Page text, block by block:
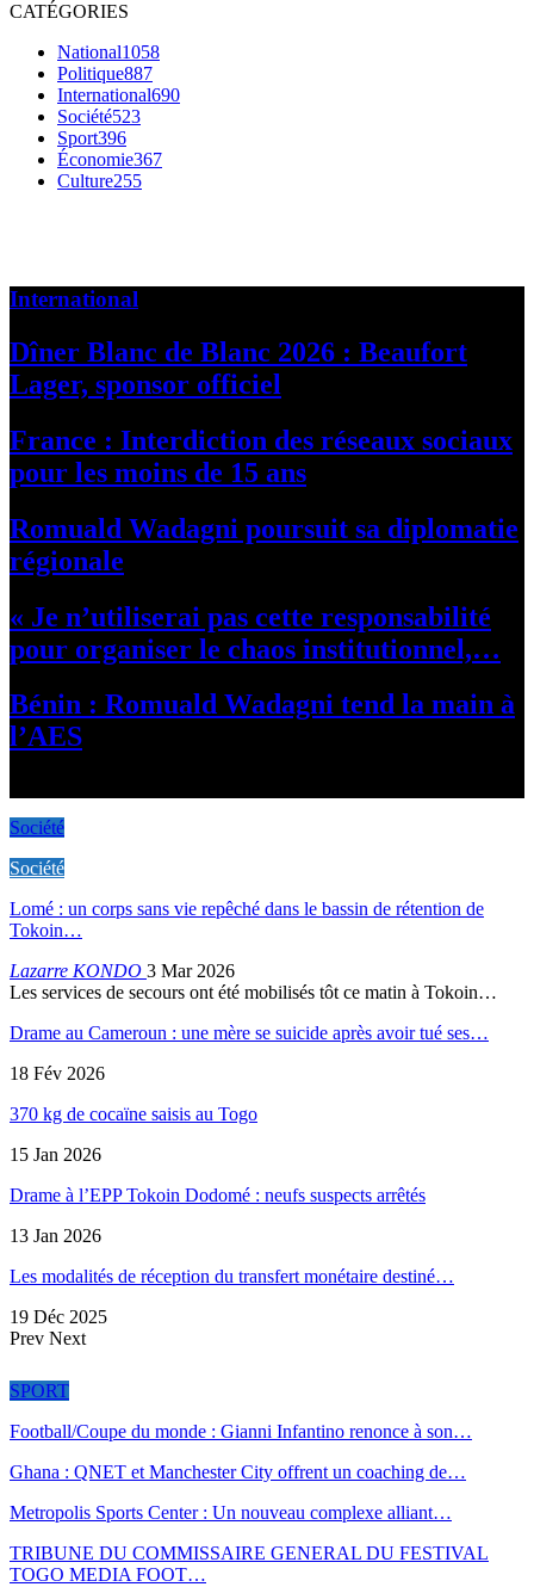
CATÉGORIES
National1058
Politique887
International690
Société523
Sport396
Économie367
Culture255
International
Dîner Blanc de Blanc 2026 : Beaufort
Lager, sponsor officiel
France : Interdiction des réseaux sociaux
pour les moins de 15 ans
Romuald Wadagni poursuit sa diplomatie
régionale
« Je n’utiliserai pas cette responsabilité
pour organiser le chaos institutionnel,…
Bénin : Romuald Wadagni tend la main à
l’AES
Société
Société
Lomé : un corps sans vie repêché dans le bassin de rétention de
Tokoin…
Lazarre KONDO 3 Mar 2026
Les services de secours ont été mobilisés tôt ce matin à Tokoin…
Drame au Cameroun : une mère se suicide après avoir tué ses…
18 Fév 2026
370 kg de cocaïne saisis au Togo
15 Jan 2026
Drame à l’EPP Tokoin Dodomé : neufs suspects arrêtés
13 Jan 2026
Les modalités de réception du transfert monétaire destiné…
19 Déc 2025
Prev Next
SPORT
Football/Coupe du monde : Gianni Infantino renonce à son…
Ghana : QNET et Manchester City offrent un coaching de…
Metropolis Sports Center : Un nouveau complexe alliant…
TRIBUNE DU COMMISSAIRE GENERAL DU FESTIVAL
TOGO MEDIA FOOT…